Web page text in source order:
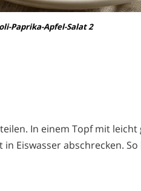
Paprika-Apfel-Salat 2
In einem Topf mit leicht
Eiswasser abschrecken.